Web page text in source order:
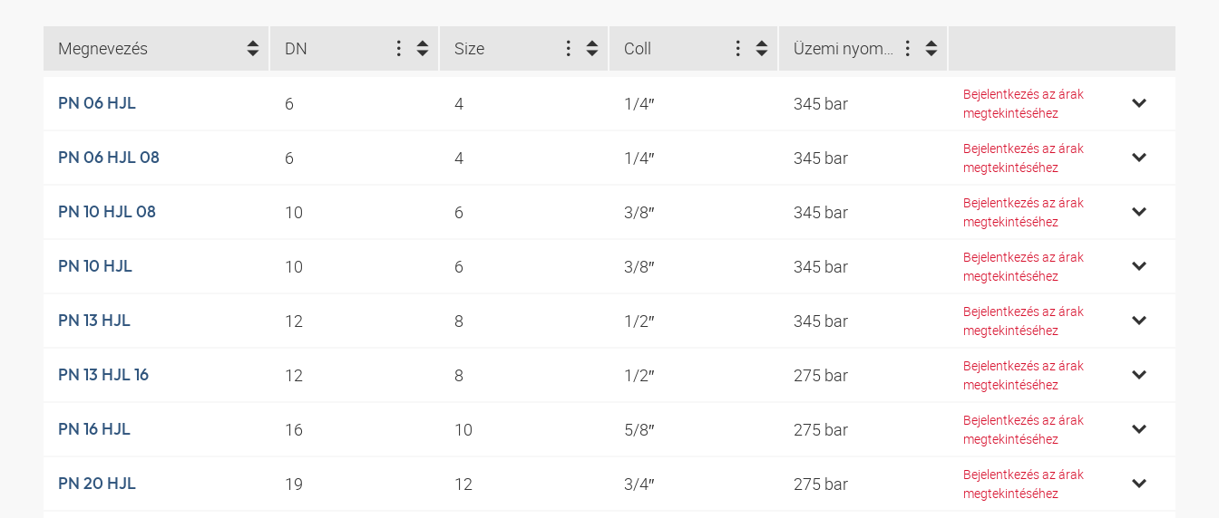
Megnevezés DN Size Coll Üzemi nyomás bar (bar)
PN 06 HJL 6 4 1/4″ 345 bar
Bejelentkezés az árak
megtekintéséhez
PN 06 HJL 08 6 4 1/4″ 345 bar
Bejelentkezés az árak
megtekintéséhez
PN 10 HJL 08 10 6 3/8″ 345 bar
Bejelentkezés az árak
megtekintéséhez
PN 10 HJL 10 6 3/8″ 345 bar
Bejelentkezés az árak
megtekintéséhez
PN 13 HJL 12 8 1/2″ 345 bar
Bejelentkezés az árak
megtekintéséhez
PN 13 HJL 16 12 8 1/2″ 275 bar
Bejelentkezés az árak
megtekintéséhez
PN 16 HJL 16 10 5/8″ 275 bar
Bejelentkezés az árak
megtekintéséhez
PN 20 HJL 19 12 3/4″ 275 bar
Bejelentkezés az árak
megtekintéséhez